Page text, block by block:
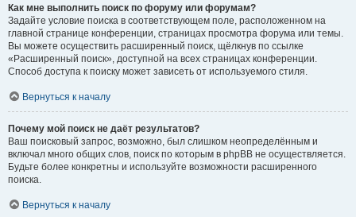
Как мне выполнить поиск по форуму или форумам?
Задайте условие поиска в соответствующем поле, расположенном на
главной странице конференции, страницах просмотра форума или темы.
Вы можете осуществить расширенный поиск, щёлкнув по ссылке
«Расширенный поиск», доступной на всех страницах конференции.
Способ доступа к поиску может зависеть от используемого стиля.
Вернуться к началу
Почему мой поиск не даёт результатов?
Ваш поисковый запрос, возможно, был слишком неопределённым и
включал много общих слов, поиск по которым в phpBB не осуществляется.
Будьте более конкретны и используйте возможности расширенного
поиска.
Вернуться к началу